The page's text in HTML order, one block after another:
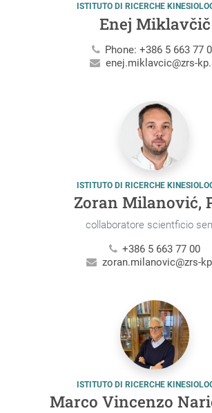
ISTITUTO DI RICERCHE
Enej Miklavčič
Phone: +386 5 663 77
enej.miklavcic@zrs-
ISTITUTO DI RICERCHE
Zoran Milanović,
collaboratore scientficio
+386 5 663 77 00
zoran.milanovic@zrs-
ISTITUTO DI RICERCHE
Marco Vincenzo